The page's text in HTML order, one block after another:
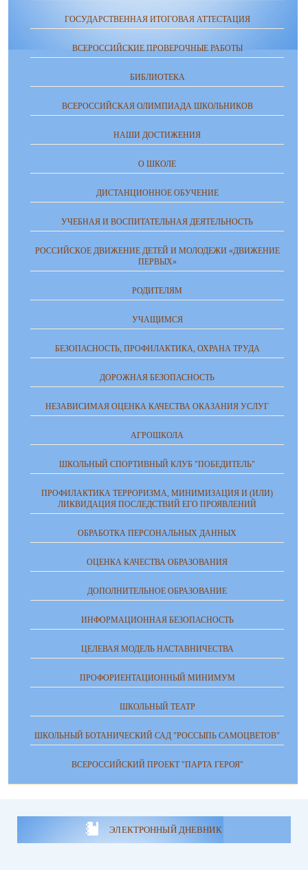
ГОСУДАРСТВЕННАЯ ИТОГОВАЯ АТТЕСТАЦИЯ
ВСЕРОССИЙСКИЕ ПРОВЕРОЧНЫЕ РАБОТЫ
БИБЛИОТЕКА
ВСЕРОССИЙСКАЯ ОЛИМПИАДА ШКОЛЬНИКОВ
НАШИ ДОСТИЖЕНИЯ
О ШКОЛЕ
ДИСТАНЦИОННОЕ ОБУЧЕНИЕ
УЧЕБНАЯ И ВОСПИТАТЕЛЬНАЯ ДЕЯТЕЛЬНОСТЬ
РОССИЙСКОЕ ДВИЖЕНИЕ ДЕТЕЙ И МОЛОДЕЖИ «ДВИЖЕНИЕ
ПЕРВЫХ»
РОДИТЕЛЯМ
УЧАЩИМСЯ
БЕЗОПАСНОСТЬ, ПРОФИЛАКТИКА, ОХРАНА ТРУДА
ДОРОЖНАЯ БЕЗОПАСНОСТЬ
НЕЗАВИСИМАЯ ОЦЕНКА КАЧЕСТВА ОКАЗАНИЯ УСЛУГ
АГРОШКОЛА
ШКОЛЬНЫЙ СПОРТИВНЫЙ КЛУБ "ПОБЕДИТЕЛЬ"
ПРОФИЛАКТИКА ТЕРРОРИЗМА, МИНИМИЗАЦИЯ И (ИЛИ)
ЛИКВИДАЦИЯ ПОСЛЕДСТВИЙ ЕГО ПРОЯВЛЕНИЙ
ОБРАБОТКА ПЕРСОНАЛЬНЫХ ДАННЫХ
ОЦЕНКА КАЧЕСТВА ОБРАЗОВАНИЯ
ДОПОЛНИТЕЛЬНОЕ ОБРАЗОВАНИЕ
ИНФОРМАЦИОННАЯ БЕЗОПАСНОСТЬ
ЦЕЛЕВАЯ МОДЕЛЬ НАСТАВНИЧЕСТВА
ПРОФОРИЕНТАЦИОННЫЙ МИНИМУМ
ШКОЛЬНЫЙ ТЕАТР
ШКОЛЬНЫЙ БОТАНИЧЕСКИЙ САД "РОССЫПЬ САМОЦВЕТОВ"
ВСЕРОССИЙСКИЙ ПРОЕКТ "ПАРТА ГЕРОЯ"
ЭЛЕКТРОННЫЙ ДНЕВНИК